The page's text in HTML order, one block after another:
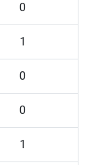
0
1
0
0
1